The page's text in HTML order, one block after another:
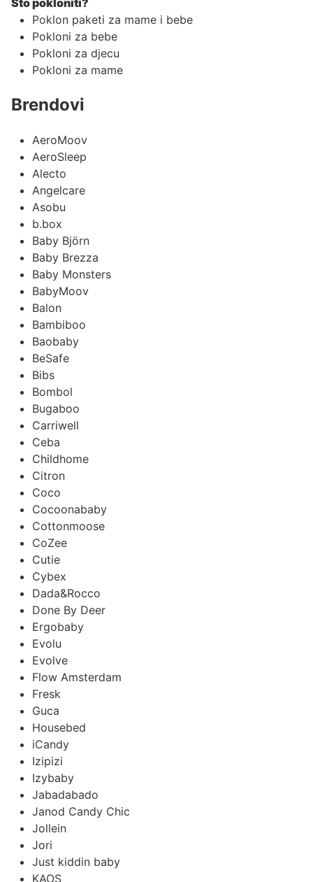
Što pokloniti?
Poklon paketi za mame i bebe
Pokloni za bebe
Pokloni za djecu
Pokloni za mame
Brendovi
AeroMoov
AeroSleep
Alecto
Angelcare
Asobu
b.box
Baby Björn
Baby Brezza
Baby Monsters
BabyMoov
Balon
Bambiboo
Baobaby
BeSafe
Bibs
Bombol
Bugaboo
Carriwell
Ceba
Childhome
Citron
Coco
Cocoonababy
Cottonmoose
CoZee
Cutie
Cybex
Dada&Rocco
Done By Deer
Ergobaby
Evolu
Evolve
Flow Amsterdam
Fresk
Guca
Housebed
iCandy
Izipizi
Izybaby
Jabadabado
Janod Candy Chic
Jollein
Jori
Just kiddin baby
KAOS